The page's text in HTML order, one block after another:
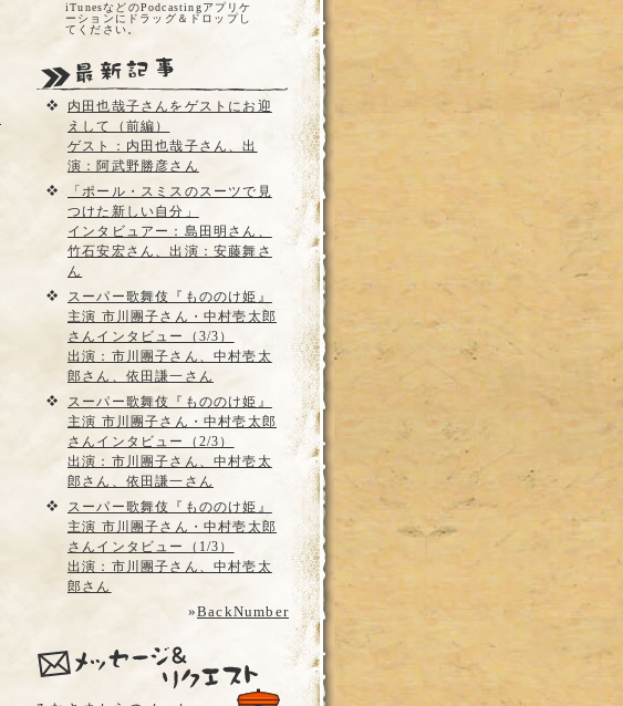
iTunesなどのPodcastingアプリケ
ーションにドラッグ＆ドロップし
てください。
内田也哉子さんをゲストにお迎
えして（前編）
ゲスト：内田也哉子さん、出
演：阿武野勝彦さん
「ポール・スミスのスーツで見
つけた新しい自分」
インタビュアー：島田明さん、
竹石安宏さん、出演：安藤舞さ
ん
スーパー歌舞伎『もののけ姫』
主演 市川團子さん・中村壱太郎
さんインタビュー（3/3）
出演：市川團子さん、中村壱太
郎さん、依田謙一さん
スーパー歌舞伎『もののけ姫』
主演 市川團子さん・中村壱太郎
さんインタビュー（2/3）
出演：市川團子さん、中村壱太
郎さん、依田謙一さん
スーパー歌舞伎『もののけ姫』
主演 市川團子さん・中村壱太郎
さんインタビュー（1/3）
出演：市川團子さん、中村壱太
郎さん
»BackNumber